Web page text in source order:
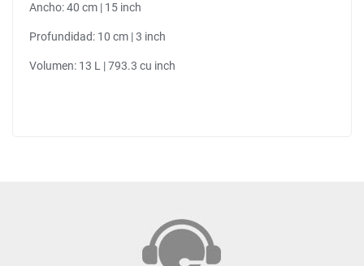
Ancho: 40 cm | 15 inch
Profundidad: 10 cm | 3 inch
Volumen: 13 L | 793.3 cu inch